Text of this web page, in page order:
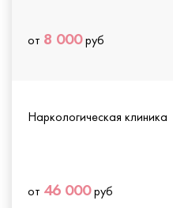
от 8 000руб
Наркологическая клиника
от 46 000руб